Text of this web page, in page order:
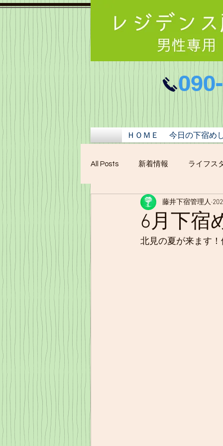
ＨＯＭＥ 今日の下宿め
All Posts 新着情報 ライフス
6月下
藤井下宿管理人
北見の夏が来ます